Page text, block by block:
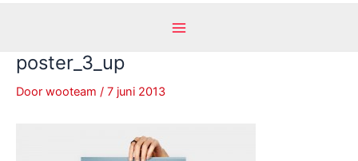
poster_3_up
Door wooteam / 7 juni 2013